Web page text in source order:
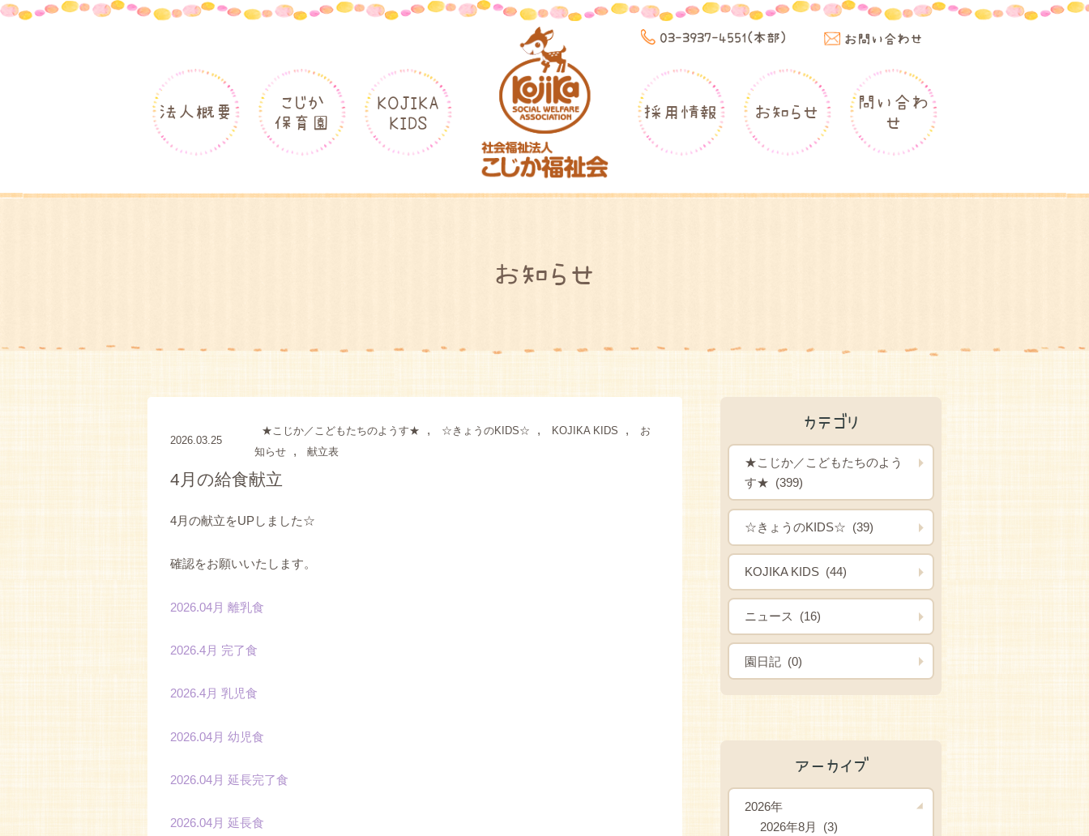
03-3937-4551(本部) お問い合わせ
法人概要
こじか
保育園
KOJIKA
KIDS
採用情報 お知らせ
問い合わ
せ
お知らせ
2026.03.25
★こじか／こどもたちのようす★ , ☆きょうのKIDS☆ , KOJIKA KIDS ,
お
知らせ
, 献立表
4月の給食献立
4月の献立をUPしました☆
確認をお願いいたします。
2026.04月 離乳食
2026.4月 完了食
2026.4月 乳児食
2026.04月 幼児食
2026.04月 延長完了食
2026.04月 延長食
カテゴリ
★こじか／こどもたちのよう
す★ (399)
☆きょうのKIDS☆ (39)
KOJIKA KIDS (44)
ニュース (16)
園日記 (0)
アーカイブ
2026年
2026年8月 (3)